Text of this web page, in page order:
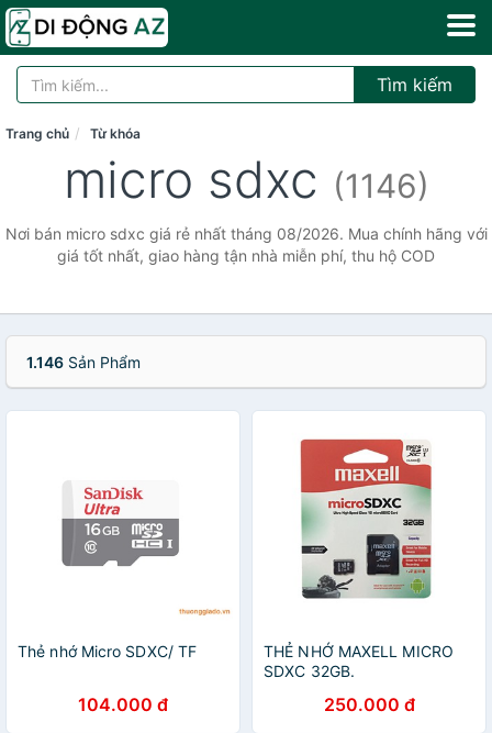
Tìm kiếm
Trang chủ Từ khóa
micro sdxc (1146)
Nơi bán micro sdxc giá rẻ nhất tháng 08/2026. Mua chính hãng với
giá tốt nhất, giao hàng tận nhà miễn phí, thu hộ COD
1.146 Sản Phẩm
Thẻ nhớ Micro SDXC/ TF
104.000 đ
THẺ NHỚ MAXELL MICRO
SDXC 32GB.
250.000 đ